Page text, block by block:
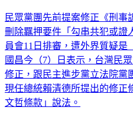
民眾黨團先前提案修正《刑事
刪除羈押要件「勾串共犯或證
員會11日排審，遭外界質疑是
國昌今（7）日表示，台灣民
修正，跟民主進步黨立法院黨
現任總統賴清德所提出的修正